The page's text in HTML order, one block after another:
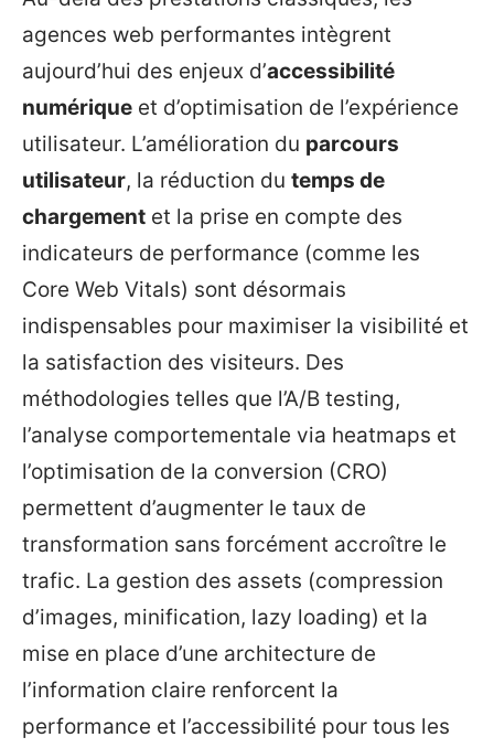
agences web performantes intègrent
aujourd’hui des enjeux d’accessibilité
numérique et d’optimisation de l’expérience
utilisateur. L’amélioration du parcours
utilisateur, la réduction du temps de
chargement et la prise en compte des
indicateurs de performance (comme les
Core Web Vitals) sont désormais
indispensables pour maximiser la visibilité et
la satisfaction des visiteurs. Des
méthodologies telles que l’A/B testing,
l’analyse comportementale via heatmaps et
l’optimisation de la conversion (CRO)
permettent d’augmenter le taux de
transformation sans forcément accroître le
trafic. La gestion des assets (compression
d’images, minification, lazy loading) et la
mise en place d’une architecture de
l’information claire renforcent la
performance et l’accessibilité pour tous les